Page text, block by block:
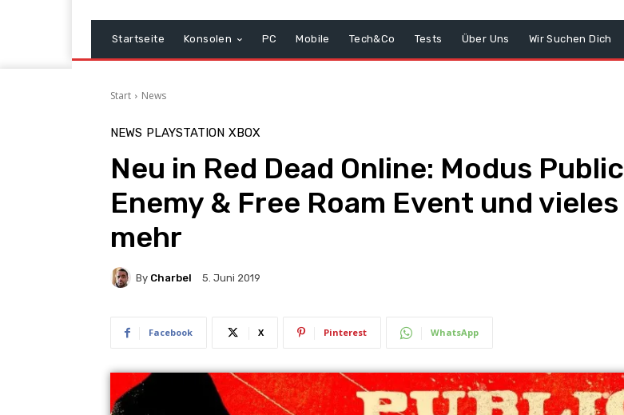
Startseite Konsolen PC Mobile Tech&Co Tests Über Uns Wir Suchen Dich
Start News
NEWS PLAYSTATION XBOX
Neu in Red Dead Online: Modus Public
Enemy & Free Roam Event und vieles
mehr
By Charbel 5. Juni 2019
Facebook X Pinterest WhatsApp